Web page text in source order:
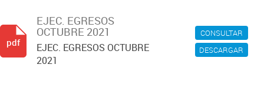
CONSULTAR
DESCARGAR
EJEC. EGRESOS
OCTUBRE 2021
EJEC. EGRESOS OCTUBRE
2021
pdf